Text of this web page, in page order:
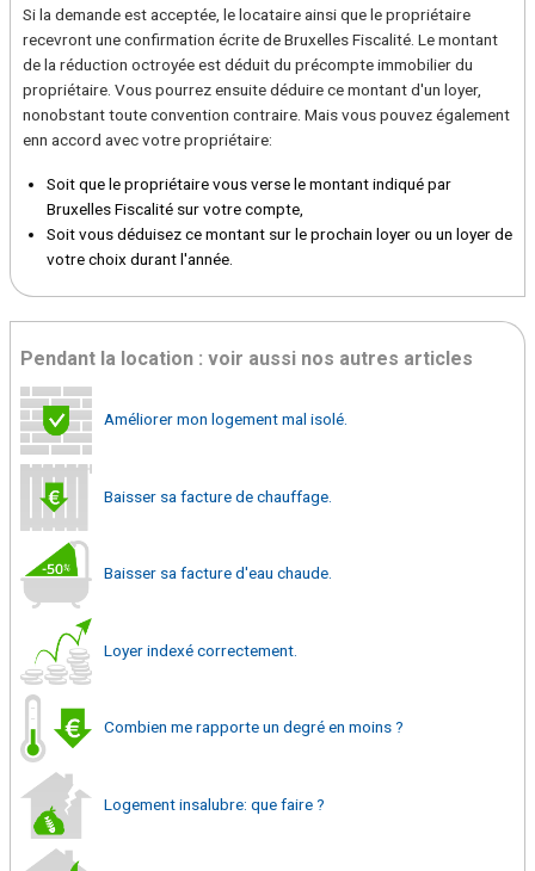
Si la demande est acceptée, le locataire ainsi que le propriétaire
recevront une confirmation écrite de Bruxelles Fiscalité. Le montant
de la réduction octroyée est déduit du précompte immobilier du
propriétaire. Vous pourrez ensuite déduire ce montant d'un loyer,
nonobstant toute convention contraire. Mais vous pouvez également
enn accord avec votre propriétaire:
Soit que le propriétaire vous verse le montant indiqué par
Bruxelles Fiscalité sur votre compte,
Soit vous déduisez ce montant sur le prochain loyer ou un loyer de
votre choix durant l'année.
Pendant la location : voir aussi nos autres articles
Améliorer mon logement mal isolé.
Baisser sa facture de chauffage.
Baisser sa facture d'eau chaude.
Loyer indexé correctement.
Combien me rapporte un degré en moins ?
Logement insalubre: que faire ?